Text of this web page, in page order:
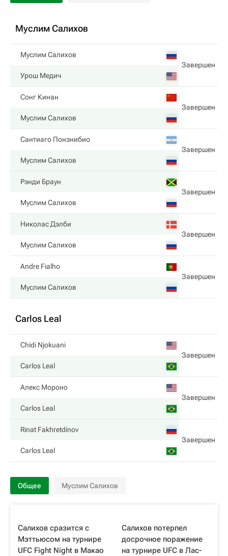
Муслим Салихов
Муслим Салихов
Завершен
Урош Медич
Сонг Кинан
Завершен
Муслим Салихов
Сантиаго Понзнибио
Завершен
Муслим Салихов
Рэнди Браун
Завершен
Муслим Салихов
Николас Дэлби
Завершен
Муслим Салихов
Andre Fialho
Завершен
Муслим Салихов
Carlos Leal
Chidi Njokuani
Завершен
Carlos Leal
Алекс Мороно
Завершен
Carlos Leal
Rinat Fakhretdinov
Завершен
Carlos Leal
Общее Муслим Салихов
Салихов сразится с
Мэттьюсом на турнире
UFC Fight Night в Макао
Салихов потерпел
досрочное поражение
на турнире UFC в Лас-